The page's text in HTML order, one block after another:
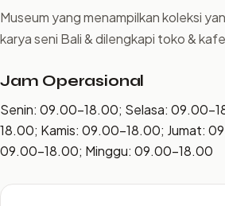
Museum yang menampilkan koleksi
karya seni Bali & dilengkapi toko &
Jam Operasional
Senin: 09.00–18.00; Selasa:
18.00; Kamis: 09.00–18.00; Jumat:
09.00–18.00; Minggu: 09.00–18.00